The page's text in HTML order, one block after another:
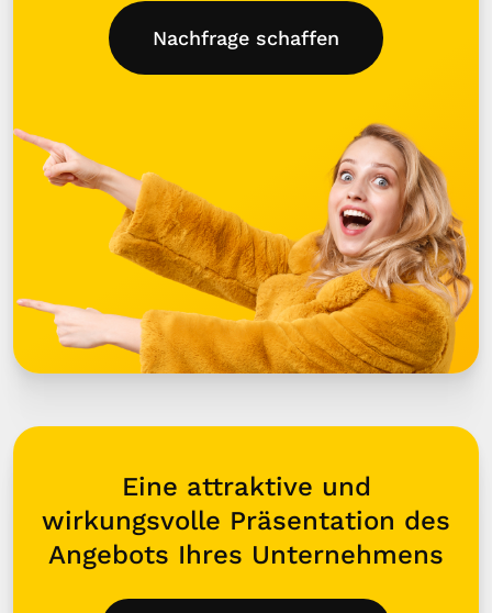
Nachfrage schaffen
Eine attraktive und
wirkungsvolle Präsentation des
Angebots Ihres Unternehmens